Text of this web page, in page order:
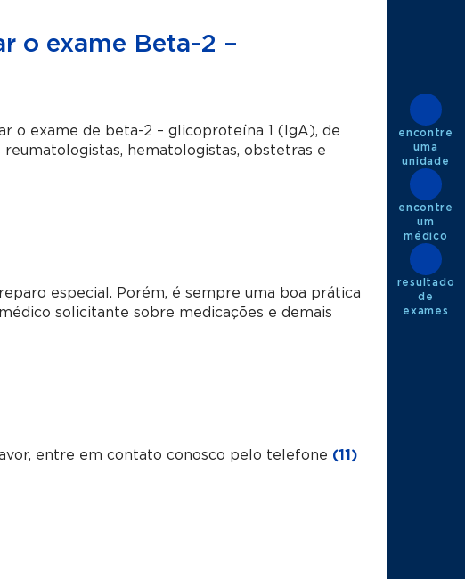
o exame Beta-2 –
o exame de beta-2 – glicoproteína 1 (IgA), de
hematologistas, obstetras e
especial. Porém, é sempre uma boa prática
solicitante sobre medicações e demais
entre em contato conosco pelo telefone (11)
encontre
uma
unidade
encontre
um
médico
resultado
de
exames